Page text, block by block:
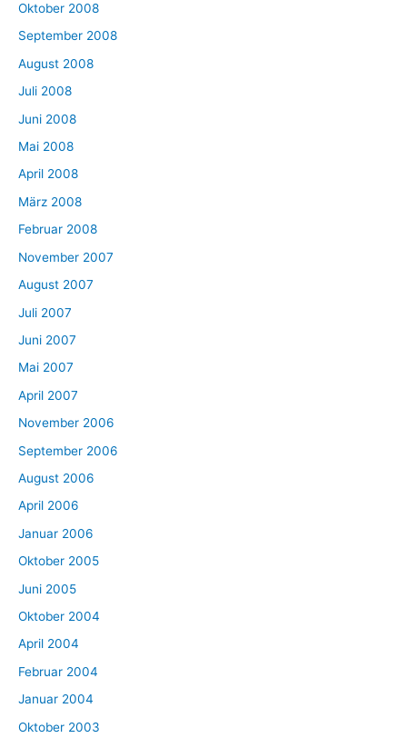
Oktober 2008
September 2008
August 2008
Juli 2008
Juni 2008
Mai 2008
April 2008
März 2008
Februar 2008
November 2007
August 2007
Juli 2007
Juni 2007
Mai 2007
April 2007
November 2006
September 2006
August 2006
April 2006
Januar 2006
Oktober 2005
Juni 2005
Oktober 2004
April 2004
Februar 2004
Januar 2004
Oktober 2003